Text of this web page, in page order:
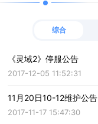
综合
《灵域2》停服公告
2017-12-05 11:52:31
11月20日10-12维护公告
2017-11-17 15:47:30